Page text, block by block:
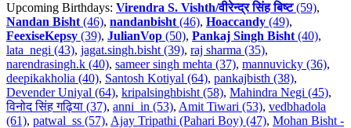
Upcoming Birthdays: Virendra S. Vishth/वीरेन्द्र सिंह बिष्ट(59),
Nandan Bisht(46), nandanbisht(46), Hoaccandy (49),
FeexiseKepsy (39), JulianVop (50), Pankaj Singh Bisht(40),
lata_negi (43), jagat.singh.bisht (39), raj sharma (35),
narendrasingh.k (40), sameer singh mehta (37), mannuvicky (36),
deepikakholia (40), Santosh Kotiyal (64), pankajbisth (38),
Devender Uniyal (64), kripalsinghbisht (58), Mahindra Negi (45),
विनोद सिंह गढ़िया (37), anni_in (53), Amit Tiwari (53), vedbhadola
(61), patwal_ss (57), Ajay Tripathi (Pahari Boy) (47), Mohan Bisht -